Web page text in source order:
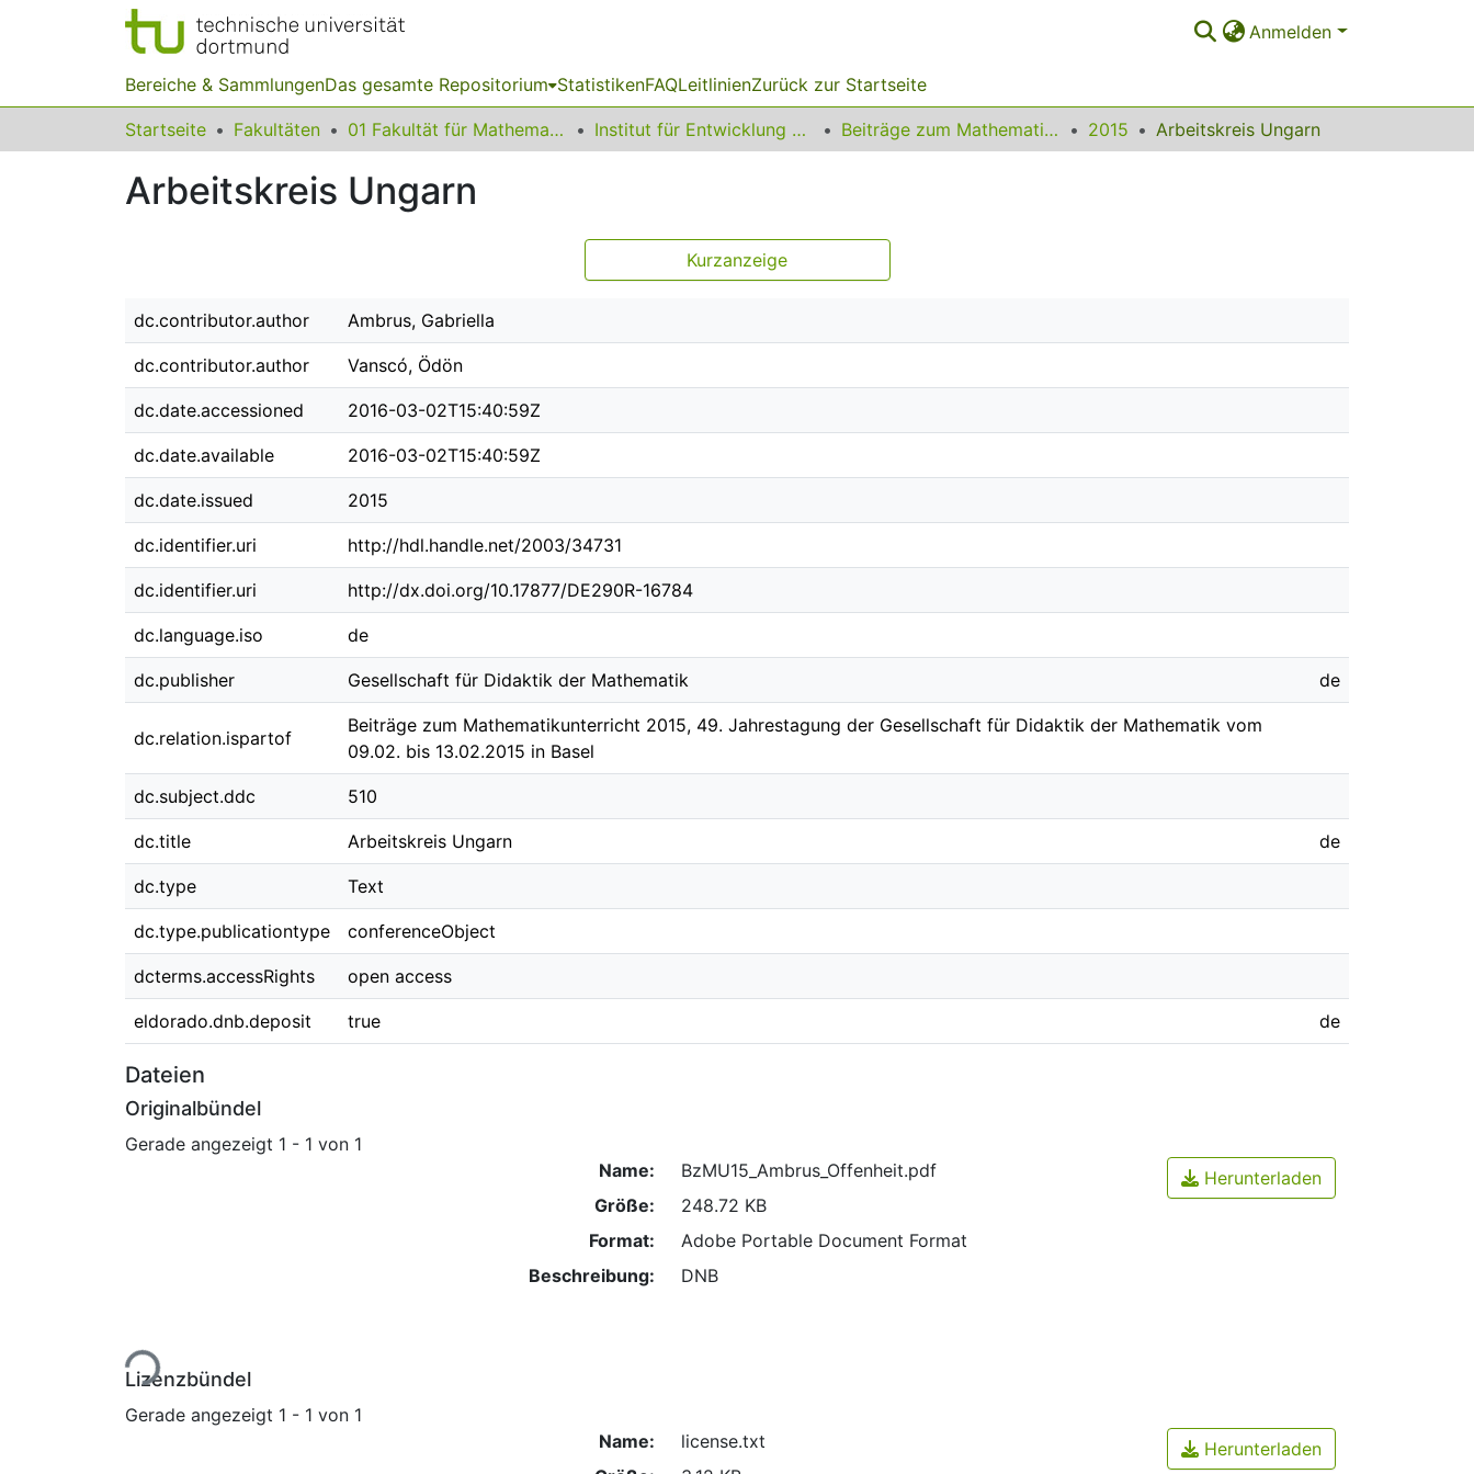
Anmelden
Bereiche & SammlungenDas gesamte Repositorium StatistikenFAQLeitlinienZurück zur Startseite
Startseite Fakultäten 01 Fakultät für Mathematik Institut für Entwicklung und Erforschung des Mathematikunterrichts Beiträge zum Mathematikunterricht 2015 Arbeitskreis Ungarn
Arbeitskreis Ungarn
Kurzanzeige
dc.contributor.author Ambrus, Gabriella
dc.contributor.author Vanscó, Ödön
dc.date.accessioned 2016-03-02T15:40:59Z
dc.date.available 2016-03-02T15:40:59Z
dc.date.issued 2015
dc.identifier.uri http://hdl.handle.net/2003/34731
dc.identifier.uri http://dx.doi.org/10.17877/DE290R-16784
dc.language.iso de
dc.publisher Gesellschaft für Didaktik der Mathematik de
dc.relation.ispartof
Beiträge zum Mathematikunterricht 2015, 49. Jahrestagung der Gesellschaft für Didaktik der Mathematik vom
09.02. bis 13.02.2015 in Basel
dc.subject.ddc 510
dc.title Arbeitskreis Ungarn de
dc.type Text
dc.type.publicationtype conferenceObject
dcterms.accessRights open access
eldorado.dnb.deposit true de
Dateien
Originalbündel
Gerade angezeigt 1 - 1 von 1
Lade...
Name:
BzMU15_Ambrus_Offenheit.pdf
Größe:
248.72 KB
Format:
Adobe Portable Document Format
Beschreibung:
DNB
Herunterladen
Lizenzbündel
Gerade angezeigt 1 - 1 von 1
Name:
license.txt
Herunterladen